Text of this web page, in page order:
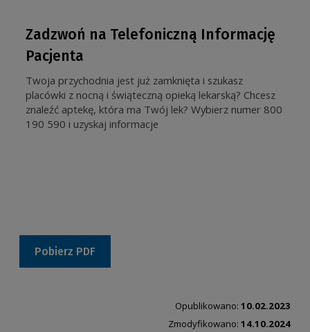
Zadzwoń na Telefoniczną Informację
Pacjenta
Twoja przychodnia jest już zamknięta i szukasz
placówki z nocną i świąteczną opieką lekarską? Chcesz
znaleźć aptekę, która ma Twój lek? Wybierz numer 800
190 590 i uzyskaj informacje
Pobierz PDF
Opublikowano: 10.02.2023
Zmodyfikowano: 14.10.2024